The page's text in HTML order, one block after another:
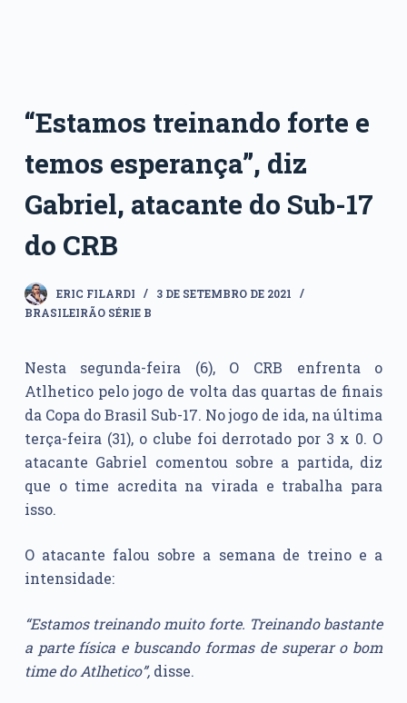
“Estamos treinando forte e
temos esperança”, diz
Gabriel, atacante do Sub-17
do CRB
ERIC FILARDI
3 DE SETEMBRO DE 2021
BRASILEIRÃO SÉRIE B
Nesta segunda-feira (6), O CRB enfrenta o
Atlhetico pelo jogo de volta das quartas de finais
da Copa do Brasil Sub-17. No jogo de ida, na última
terça-feira (31), o clube foi derrotado por 3 x 0. O
atacante Gabriel comentou sobre a partida, diz
que o time acredita na virada e trabalha para
isso.
O atacante falou sobre a semana de treino e a
intensidade:
“Estamos treinando muito forte. Treinando bastante
a parte física e buscando formas de superar o bom
time do Atlhetico”,disse.